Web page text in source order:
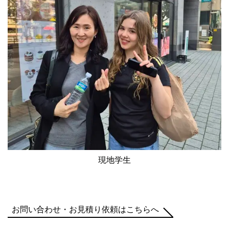
現地学生
お問い合わせ・お見積り依頼はこちらへ